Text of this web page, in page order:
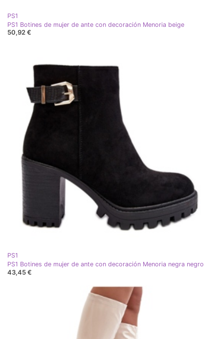
PS1
PS1 Botines de mujer de ante con decoración Menoria beige
50,92 €
PS1
PS1 Botines de mujer de ante con decoración Menoria negra negro
43,45 €